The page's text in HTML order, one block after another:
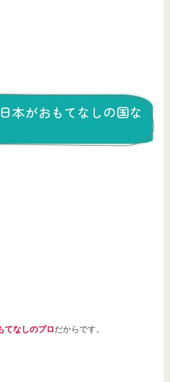
本がおもてなしの国な
てなしのプロだからです。